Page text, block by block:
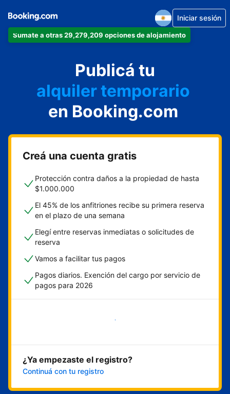
Sumate a otras 29,279,209 opciones de alojamiento
Iniciar sesión
Publicá tu
departamento
hotel
alquiler temporario
cabaña
aparthotel
en Booking.com
Creá una cuenta gratis
Protección contra daños a la propiedad de hasta
$1.000.000
El 45% de los anfitriones recibe su primera reserva
en el plazo de una semana
Elegí entre reservas inmediatas o solicitudes de
reserva
Vamos a facilitar tus pagos
Pagos diarios. Exención del cargo por servicio de
pagos para 2026
Empezar ahora
¿Ya empezaste el registro?
Continuá con tu registro